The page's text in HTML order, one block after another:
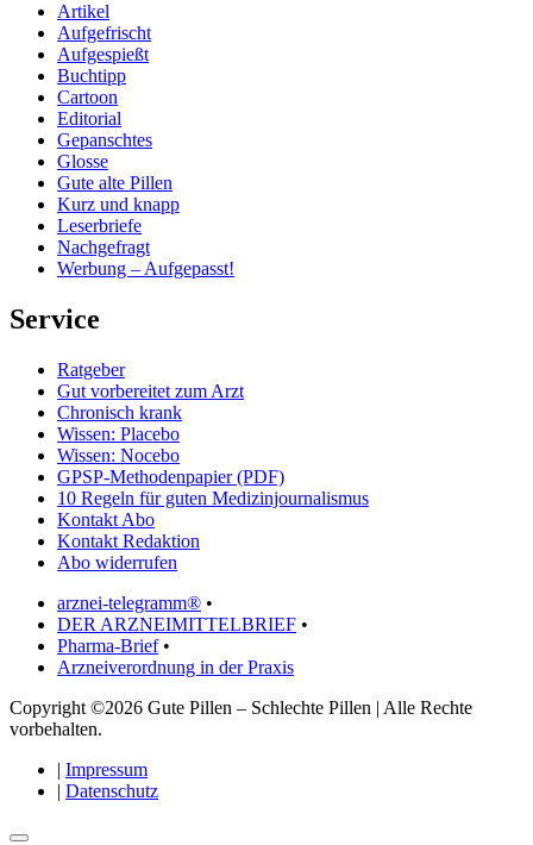
Artikel
Aufgefrischt
Aufgespießt
Buchtipp
Cartoon
Editorial
Gepanschtes
Glosse
Gute alte Pillen
Kurz und knapp
Leserbriefe
Nachgefragt
Werbung – Aufgepasst!
Service
Ratgeber
Gut vorbereitet zum Arzt
Chronisch krank
Wissen: Placebo
Wissen: Nocebo
GPSP-Methodenpapier (PDF)
10 Regeln für guten Medizinjournalismus
Kontakt Abo
Kontakt Redaktion
Abo widerrufen
arznei-telegramm® •
DER ARZNEIMITTELBRIEF •
Pharma-Brief•
Arzneiverordnung in der Praxis
Copyright ©2026 Gute Pillen – Schlechte Pillen | Alle Rechte
vorbehalten.
| Impressum
| Datenschutz